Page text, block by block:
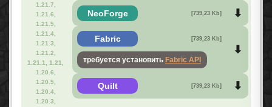
1.21.7,
1.21.6,
1.21.5,
1.21.4,
1.21.3,
1.21.2,
1.21.1, 1.21,
1.20.6,
1.20.5,
1.20.4,
1.20.3,
NeoForge [739,23 Kb]
Fabric [739,23 Kb]
требуется установить Fabric API
Quilt [739,23 Kb]